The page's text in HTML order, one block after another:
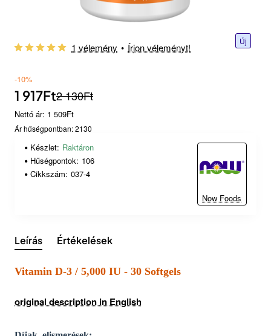
Új
1 vélemény • Írjon véleményt!
-10%
1 917Ft2 130Ft
Nettó ár: 1 509Ft
Ár hűségpontban: 2130
Készlet: Raktáron
Hűségpontok: 106
Cikkszám: 037-4
Now Foods
Leírás Értékelések
Vitamin D-3 / 5,000 IU - 30 Softgels
original description in English